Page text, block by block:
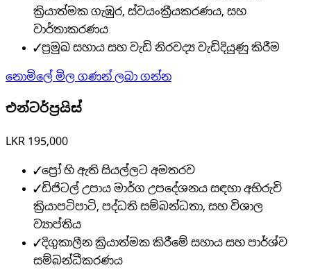
ක්‍රියාත්මක ගැඹුර, ස්වයංක්‍රීයකරණය, සහ
වාර්තාකරණය
✓ප්‍රමුඛ සහාය සහ වැඩි නිරවද්‍ය වැඩිදියුණු කිරීම
නොමිලේ මිල ගණන් ලබා ගන්න
එන්ටර්ප්‍රයිස්
LKR 195,000
✓ප්‍රෝ හි ඇති සියල්ලට අමතරව
✓ඩිජිටල් උපාය මාර්ග උපදේශනය සඳහා අභිරුචි
ක්‍රියාපටිපාටි, පද්ධති සම්බන්ධතා, සහ විශාල
ව්‍යාප්තිය
✓දිගුකාලීන ක්‍රියාත්මක කිරීමේ සහාය සහ පාර්ශ්ව
සම්බන්ධීකරණය